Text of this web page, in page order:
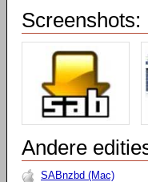
Screenshots:
Andere
SABnzbd (Mac)